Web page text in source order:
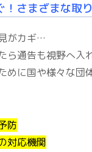
！さまざまな取
がカギ…
ら通告も視野へ入
めに国や様々な団
防
対応機関